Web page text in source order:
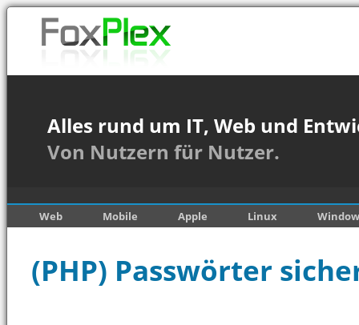
Alles rund um IT, Web und
Von Nutzern für Nutzer.
Web Mobile Apple Linux
(PHP) Passwörter